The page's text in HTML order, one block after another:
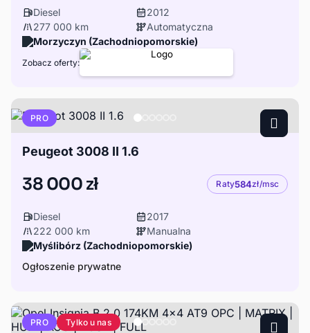
Diesel
2012
277 000 km
Automatyczna
Morzyczyn (Zachodniopomorskie)
Zobacz oferty:
PRO
Peugeot 3008 II 1.6
38 000 zł Raty584zł/msc
Diesel
2017
222 000 km
Manualna
Myślibórz (Zachodniopomorskie)
Ogłoszenie prywatne
PRO Tylko u nas